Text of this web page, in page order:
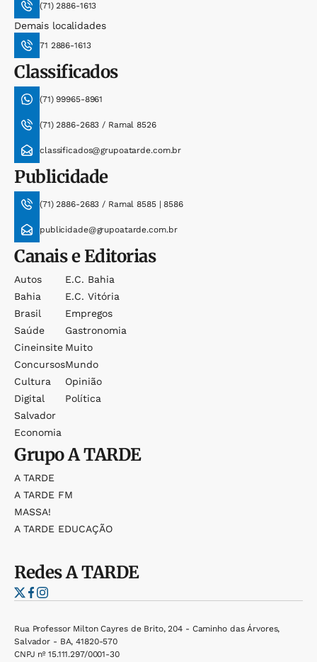
(71) 2886-1613
Demais localidades
71 2886-1613
Classificados
(71) 99965-8961
(71) 2886-2683 / Ramal 8526
classificados@grupoatarde.com.br
Publicidade
(71) 2886-2683 / Ramal 8585 | 8586
publicidade@grupoatarde.com.br
Canais e Editorias
Autos
Bahia
Brasil
Saúde
Cineinsite
Concursos
Cultura
Digital
Salvador
Economia
E.c. Bahia
E.c. Vitória
Empregos
Gastronomia
Muito
Mundo
Opinião
Política
GrupoA TARDE
A TARDE
A TARDE FM
MASSA!
A TARDE EDUCAÇÃO
RedesA TARDE
Rua Professor Milton Cayres de Brito, 204 - Caminho das Árvores,
Salvador - BA, 41820-570
CNPJ nº 15.111.297/0001-30